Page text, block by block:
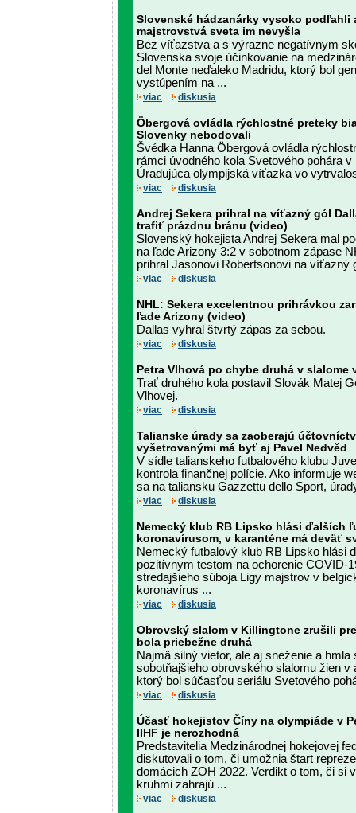
Slovenské hádzanárky vysoko podľahli
majstrovstvá sveta im nevyšla
Bez víťazstva a s výrazne negatívnym
Slovenska svoje účinkovanie na
del Monte neďaleko Madridu, ktorý bol
vystúpením na ...
viac diskusia
Öbergová ovládla rýchlostné preteky
Slovenky nebodovali
Švédka Hanna Öbergová ovládla
rámci úvodného kola Svetového pohára
Úradujúca olympijská víťazka vo
viac diskusia
Andrej Sekera prihral na víťazný gól
trafiť prázdnu bránu (video)
Slovenský hokejista Andrej Sekera mal
na ľade Arizony 3:2 v sobotnom zápase
prihral Jasonovi Robertsonovi na víťazný
viac diskusia
NHL: Sekera excelentnou prihrávkou
ľade Arizony (video)
Dallas vyhral štvrtý zápas za sebou.
viac diskusia
Petra Vlhová po chybe druhá v slalome
Trať druhého kola postavil Slovák Matej
Vlhovej.
viac diskusia
Talianske úrady sa zaoberajú
vyšetrovanými má byť aj Pavel Nedvěd
V sídle talianskeho futbalového klubu
kontrola finančnej polície. Ako informuje
sa na taliansku Gazzettu dello Sport,
viac diskusia
Nemecký klub RB Lipsko hlási ďalších
koronavírusom, v karanténe má deväť
Nemecký futbalový klub RB Lipsko hlási
pozitívnym testom na ochorenie COVID-
stredajšieho súboja Ligy majstrov v
koronavírus ...
viac diskusia
Obrovský slalom v Killingtone zrušili
bola priebežne druhá
Najmä silný vietor, ale aj sneženie a hmla
sobotňajšieho obrovského slalomu žien v
ktorý bol súčasťou seriálu Svetového
viac diskusia
Účasť hokejistov Číny na olympiáde v
IIHF je nerozhodná
Predstavitelia Medzinárodnej hokejovej
diskutovali o tom, či umožnia štart
domácich ZOH 2022. Verdikt o tom, či si
kruhmi zahrajú ...
viac diskusia